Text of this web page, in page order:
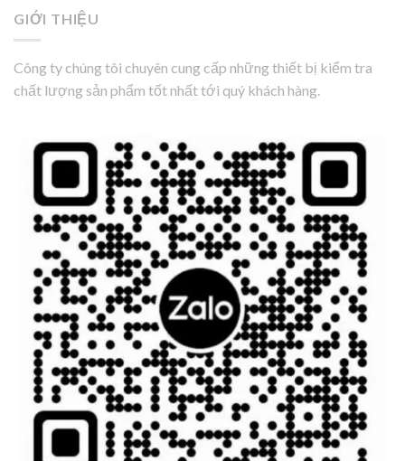
GIỚI THIỆU
Công ty chúng tôi chuyên cung cấp những thiết bị kiểm tra
chất lượng sản phẩm tốt nhất tới quý khách hàng.